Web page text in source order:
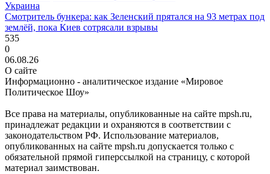
Украина
Смотритель бункера: как Зеленский прятался на 93 метрах под
землёй, пока Киев сотрясали взрывы
535
0
06.08.26
О сайте
Информационно - аналитическое издание «Мировое
Политическое Шоу»
Все права на материалы, опубликованные на сайте mpsh.ru,
принадлежат редакции и охраняются в соответствии с
законодательством РФ. Использование материалов,
опубликованных на сайте mpsh.ru допускается только с
обязательной прямой гиперссылкой на страницу, с которой
материал заимствован.